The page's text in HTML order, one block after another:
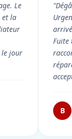
Le
et la
le jour
Fuite
B